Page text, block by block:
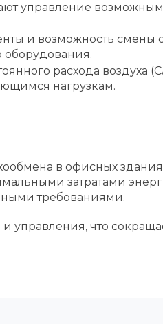
управление
и возможность смены
оборудования.
расхода воздуха
нагрузкам.
в офисных
затратами
требованиями.
что